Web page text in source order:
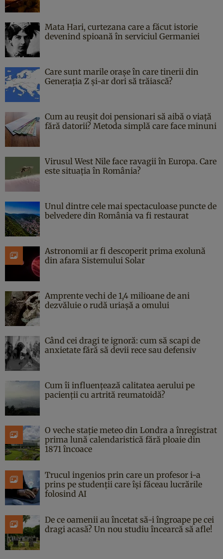
Mata Hari, curtezana care a făcut istorie
devenind spioană în serviciul Germaniei
Care sunt marile orașe în care tinerii din
Generația Z și-ar dori să trăiască?
Cum au reușit doi pensionari să aibă o viață
fără datorii? Metoda simplă care face minuni
Virusul West Nile face ravagii în Europa. Care
este situația în România?
Unul dintre cele mai spectaculoase puncte de
belvedere din România va fi restaurat
Astronomii ar fi descoperit prima exolună
din afara Sistemului Solar
Amprente vechi de 1,4 milioane de ani
dezvăluie o rudă uriașă a omului
Când cei dragi te ignoră: cum să scapi de
anxietate fără să devii rece sau defensiv
Cum îi influențează calitatea aerului pe
pacienții cu artrită reumatoidă?
O veche stație meteo din Londra a înregistrat
prima lună calendaristică fără ploaie din
1871 încoace
Trucul ingenios prin care un profesor i-a
prins pe studenții care își făceau lucrările
folosind AI
De ce oamenii au încetat să-i îngroape pe cei
dragi acasă? Un nou studiu încearcă să afle!